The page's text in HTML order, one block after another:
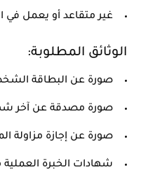
غير متقاعد أو يعمل في
الوثائق المطلوبة:
صورة عن البطاقة
صورة مصدقة عن آخر
صورة عن إجازة مزاولة
شهادات الخبرة